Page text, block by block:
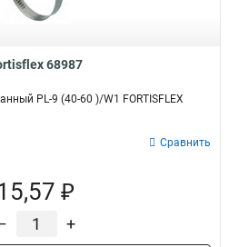
68987
PL-9 (40-60 )/W1 FORTISFLEX
Сравнить
₽
+